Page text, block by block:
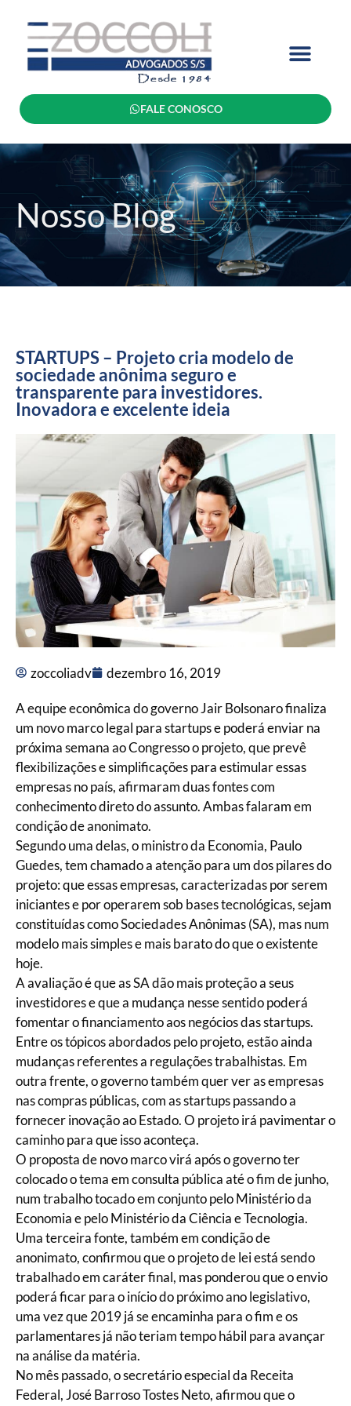
FALE CONOSCO
Nosso Blog
STARTUPS – Projeto cria modelo de
sociedade anônima seguro e
transparente para investidores.
Inovadora e excelente ideia
zoccoliadv dezembro 16, 2019
A equipe econômica do governo Jair Bolsonaro finaliza
um novo marco legal para startups e poderá enviar na
próxima semana ao Congresso o projeto, que prevê
flexibilizações e simplificações para estimular essas
empresas no país, afirmaram duas fontes com
conhecimento direto do assunto. Ambas falaram em
condição de anonimato.
Segundo uma delas, o ministro da Economia, Paulo
Guedes, tem chamado a atenção para um dos pilares do
projeto: que essas empresas, caracterizadas por serem
iniciantes e por operarem sob bases tecnológicas, sejam
constituídas como Sociedades Anônimas (SA), mas num
modelo mais simples e mais barato do que o existente
hoje.
A avaliação é que as SA dão mais proteção a seus
investidores e que a mudança nesse sentido poderá
fomentar o financiamento aos negócios das startups.
Entre os tópicos abordados pelo projeto, estão ainda
mudanças referentes a regulações trabalhistas. Em
outra frente, o governo também quer ver as empresas
nas compras públicas, com as startups passando a
fornecer inovação ao Estado. O projeto irá pavimentar o
caminho para que isso aconteça.
O proposta de novo marco virá após o governo ter
colocado o tema em consulta pública até o fim de junho,
num trabalho tocado em conjunto pelo Ministério da
Economia e pelo Ministério da Ciência e Tecnologia.
Uma terceira fonte, também em condição de
anonimato, confirmou que o projeto de lei está sendo
trabalhado em caráter final, mas ponderou que o envio
poderá ficar para o início do próximo ano legislativo,
uma vez que 2019 já se encaminha para o fim e os
parlamentares já não teriam tempo hábil para avançar
na análise da matéria.
No mês passado, o secretário especial da Receita
Federal, José Barroso Tostes Neto, afirmou que o